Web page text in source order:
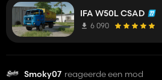
IFA W50L CSAD
6 090
Smoky07 reageerde een mod